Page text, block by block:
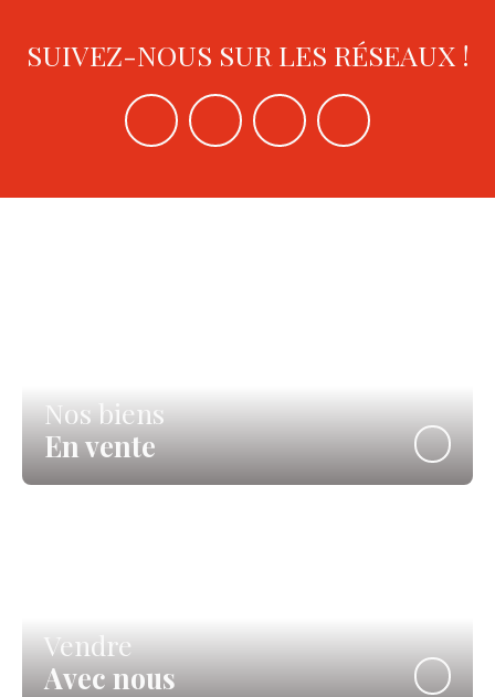
SUIVEZ-NOUS SUR LES RÉSEAUX !
Nos biens
En vente
Vendre
Avec nous